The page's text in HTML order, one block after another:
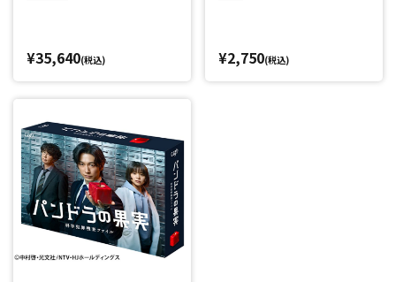
¥35,640(税込) ¥2,750(税込)